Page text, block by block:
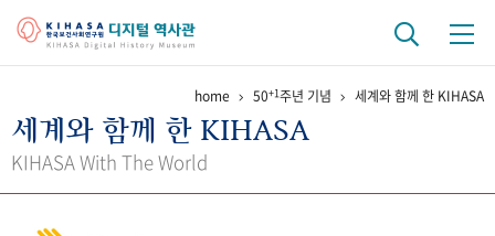
걸어온 길 기관 변천사 역대 기관장
home 50+1주년 기념 세계와 함께 한 KIHASA
세계와 함께 한 KIHASA
KIHASA With The World